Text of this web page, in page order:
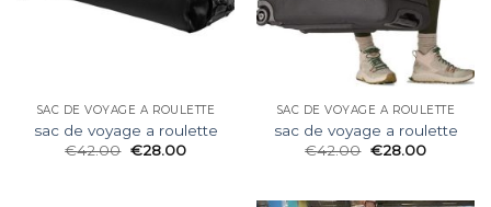
SAC DE VOYAGE A ROULETTE
sac de voyage a roulette
€42.00 €28.00
SAC DE VOYAGE A ROULETTE
sac de voyage a roulette
€42.00 €28.00